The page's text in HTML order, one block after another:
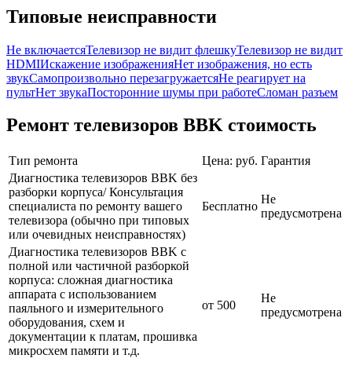
Типовые неисправности
Не включаетсяТелевизор не видит флешкуТелевизор не видит
HDMIИскажение изображенияНет изображения, но есть
звукСамопроизвольно перезагружаетсяНе реагирует на
пультНет звукаПосторонние шумы при работеСломан разъем
Ремонт телевизоров BBK стоимость
Тип ремонта Цена: руб. Гарантия
Диагностика телевизоров BBK без
разборки корпуса/ Консультация
специалиста по ремонту вашего
телевизора (обычно при типовых
или очевидных неисправностях)
Бесплатно
Не
предусмотрена
Диагностика телевизоров BBK с
полной или частичной разборкой
корпуса: сложная диагностика
аппарата с использованием
паяльного и измерительного
оборудования, схем и
документации к платам, прошивка
микросхем памяти и т.д.
от 500
Не
предусмотрена